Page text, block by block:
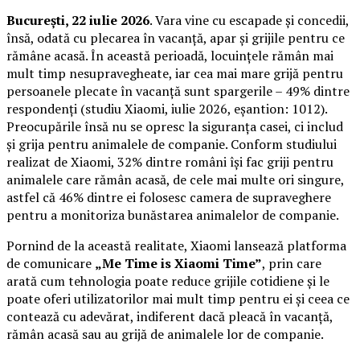
București, 22 iulie 2026. Vara vine cu escapade și concedii,
însă, odată cu plecarea în vacanță, apar și grijile pentru ce
rămâne acasă. În această perioadă, locuințele rămân mai
mult timp nesupravegheate, iar cea mai mare grijă pentru
persoanele plecate în vacanță sunt spargerile – 49% dintre
respondenți (studiu Xiaomi, iulie 2026, eșantion: 1012).
Preocupările însă nu se opresc la siguranța casei, ci includ
și grija pentru animalele de companie. Conform studiului
realizat de Xiaomi, 32% dintre români își fac griji pentru
animalele care rămân acasă, de cele mai multe ori singure,
astfel că 46% dintre ei folosesc camera de supraveghere
pentru a monitoriza bunăstarea animalelor de companie.
Pornind de la această realitate, Xiaomi lansează platforma
de comunicare „Me Time is Xiaomi Time”, prin care
arată cum tehnologia poate reduce grijile cotidiene și le
poate oferi utilizatorilor mai mult timp pentru ei și ceea ce
contează cu adevărat, indiferent dacă pleacă în vacanță,
rămân acasă sau au grijă de animalele lor de companie.